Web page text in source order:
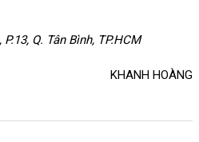
Q. Tân Bình, TP.HCM
KHANH HOÀNG